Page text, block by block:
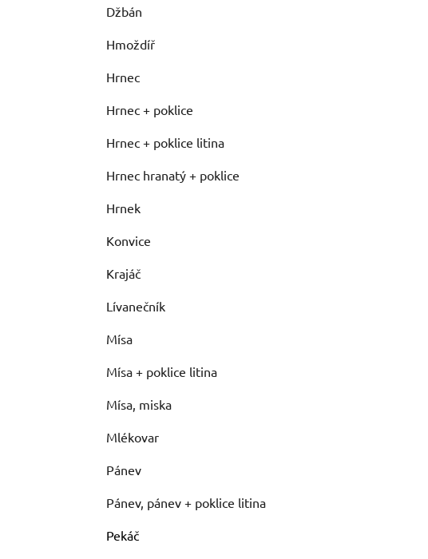
Džbán
Hmoždíř
Hrnec
Hrnec + poklice
Hrnec + poklice litina
Hrnec hranatý + poklice
Hrnek
Konvice
Krajáč
Lívanečník
Mísa
Mísa + poklice litina
Mísa, miska
Mlékovar
Pánev
Pánev, pánev + poklice litina
Pekáč